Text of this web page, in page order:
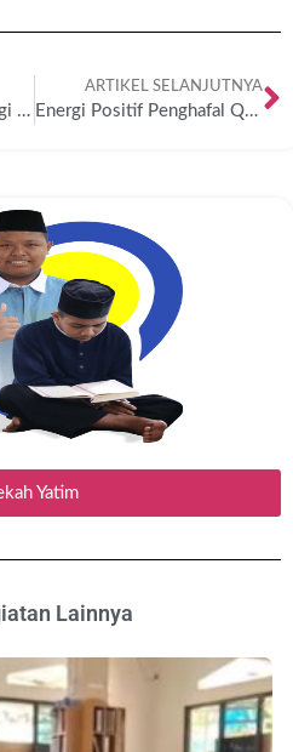
Inilah Suasana Makan Pagi Para Santri Yatim Pesantren Marhamah lil Aytam
ARTIKEL SELANJUTNYA
Energi Positif Penghafal Qur’an Saat Pelajaran Kelas
Yatim
Lainnya